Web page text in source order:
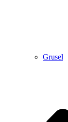
Grusel